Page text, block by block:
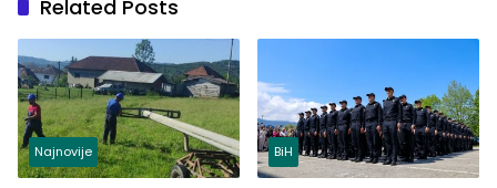
Related Posts
Najnovije BiH